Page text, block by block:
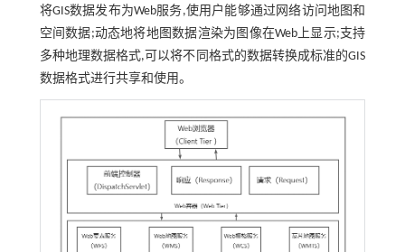
将GIS数据发布为Web服务,使用户能够通过网络访问地图和
空间数据;动态地将地图数据渲染为图像在Web上显示;支持
多种地理数据格式,可以将不同格式的数据转换成标准的GIS
数据格式进行共享和使用。